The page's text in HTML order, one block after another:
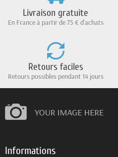
Livraison gratuite
En France à partir de 75 € d'achats
Retours faciles
Retours possibles pendant 14 jours
Informations